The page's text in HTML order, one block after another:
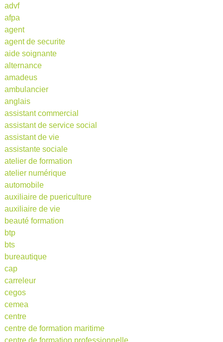
advf
afpa
agent
agent de securite
aide soignante
alternance
amadeus
ambulancier
anglais
assistant commercial
assistant de service social
assistant de vie
assistante sociale
atelier de formation
atelier numérique
automobile
auxiliaire de puericulture
auxiliaire de vie
beauté formation
btp
bts
bureautique
cap
carreleur
cegos
cemea
centre
centre de formation maritime